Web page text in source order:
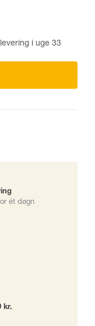
i uge 33
ét døgn
kr.